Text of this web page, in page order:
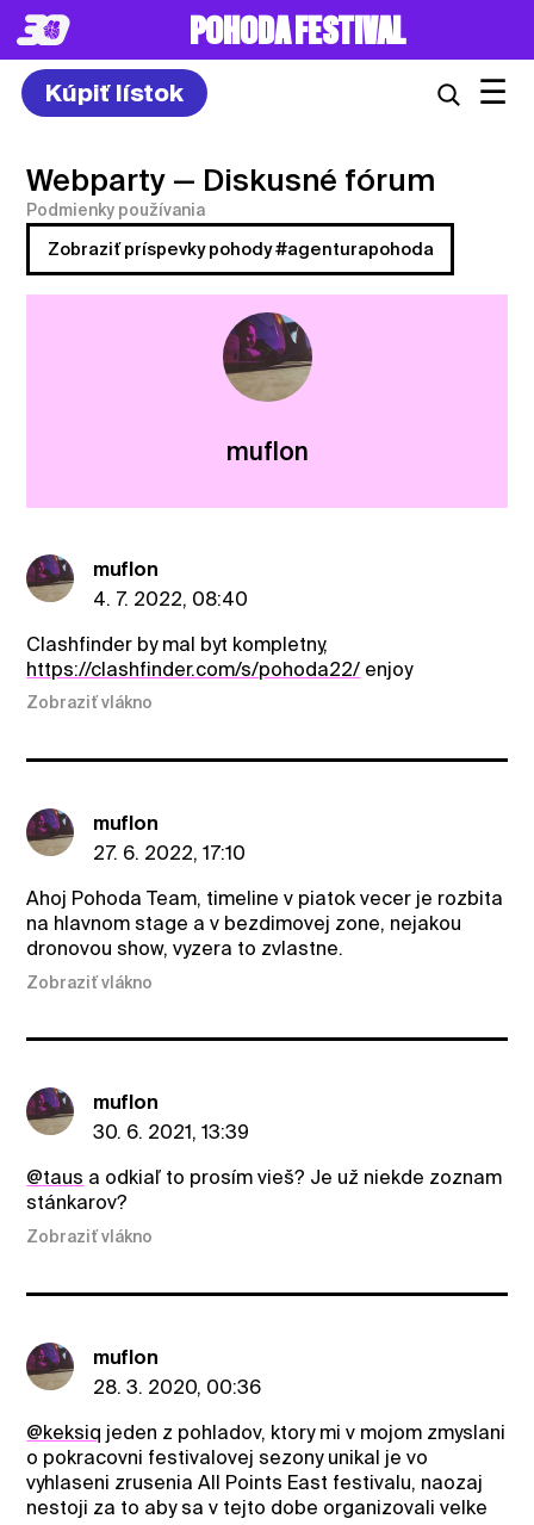
POHODA FESTIVAL
Kúpiť lístok ☰
Webparty — Diskusné fórum
Podmienky používania
Zobraziť príspevky pohody #agenturapohoda
muflon
muflon
4. 7. 2022, 08:40
Clashfinder by mal byt kompletny,
https://clashfinder.com/s/pohoda22/ enjoy
Zobraziť vlákno
muflon
27. 6. 2022, 17:10
Ahoj Pohoda Team, timeline v piatok vecer je rozbita
na hlavnom stage a v bezdimovej zone, nejakou
dronovou show, vyzera to zvlastne.
Zobraziť vlákno
muflon
30. 6. 2021, 13:39
@taus a odkiaľ to prosím vieš? Je už niekde zoznam
stánkarov?
Zobraziť vlákno
muflon
28. 3. 2020, 00:36
@keksiq jeden z pohladov, ktory mi v mojom zmyslani
o pokracovni festivalovej sezony unikal je vo
vyhlaseni zrusenia All Points East festivalu, naozaj
nestoji za to aby sa v tejto dobe organizovali velke